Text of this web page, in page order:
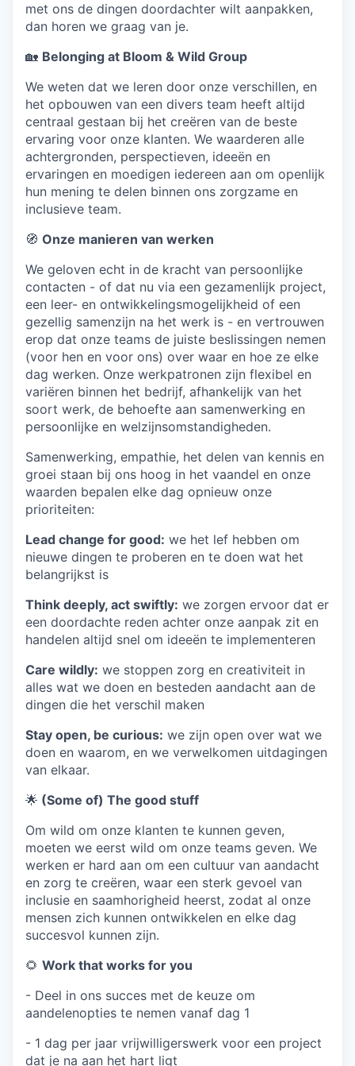
met ons de dingen doordachter wilt aanpakken,
dan horen we graag van je.
🏡 Belonging at Bloom & Wild Group
We weten dat we leren door onze verschillen, en
het opbouwen van een divers team heeft altijd
centraal gestaan bij het creëren van de beste
ervaring voor onze klanten. We waarderen alle
achtergronden, perspectieven, ideeën en
ervaringen en moedigen iedereen aan om openlijk
hun mening te delen binnen ons zorgzame en
inclusieve team.
🧭 Onze manieren van werken
We geloven echt in de kracht van persoonlijke
contacten - of dat nu via een gezamenlijk project,
een leer- en ontwikkelingsmogelijkheid of een
gezellig samenzijn na het werk is - en vertrouwen
erop dat onze teams de juiste beslissingen nemen
(voor hen en voor ons) over waar en hoe ze elke
dag werken. Onze werkpatronen zijn flexibel en
variëren binnen het bedrijf, afhankelijk van het
soort werk, de behoefte aan samenwerking en
persoonlijke en welzijnsomstandigheden.
Samenwerking, empathie, het delen van kennis en
groei staan bij ons hoog in het vaandel en onze
waarden bepalen elke dag opnieuw onze
prioriteiten:
Lead change for good: we het lef hebben om
nieuwe dingen te proberen en te doen wat het
belangrijkst is
Think deeply, act swiftly: we zorgen ervoor dat er
een doordachte reden achter onze aanpak zit en
handelen altijd snel om ideeën te implementeren
Care wildly: we stoppen zorg en creativiteit in
alles wat we doen en besteden aandacht aan de
dingen die het verschil maken
Stay open, be curious: we zijn open over wat we
doen en waarom, en we verwelkomen uitdagingen
van elkaar.
🌟 (Some of) The good stuff
Om wild om onze klanten te kunnen geven,
moeten we eerst wild om onze teams geven. We
werken er hard aan om een cultuur van aandacht
en zorg te creëren, waar een sterk gevoel van
inclusie en saamhorigheid heerst, zodat al onze
mensen zich kunnen ontwikkelen en elke dag
succesvol kunnen zijn.
🌻 Work that works for you
- Deel in ons succes met de keuze om
aandelenopties te nemen vanaf dag 1
- 1 dag per jaar vrijwilligerswerk voor een project
dat je na aan het hart ligt